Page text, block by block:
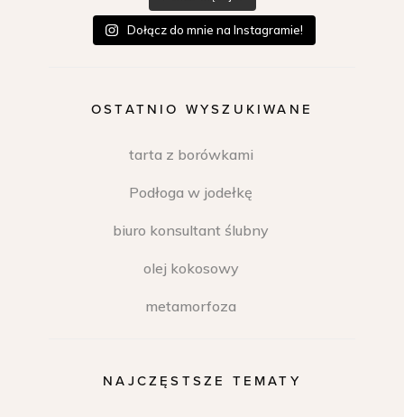
Dołącz do mnie na Instagramie!
OSTATNIO WYSZUKIWANE
tarta z borówkami
Podłoga w jodełkę
biuro konsultant ślubny
olej kokosowy
metamorfoza
NAJCZĘSTSZE TEMATY